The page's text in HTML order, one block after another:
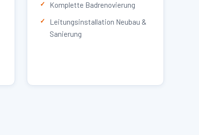
Komplette Badrenovierung
Leitungsinstallation Neubau &
Sanierung